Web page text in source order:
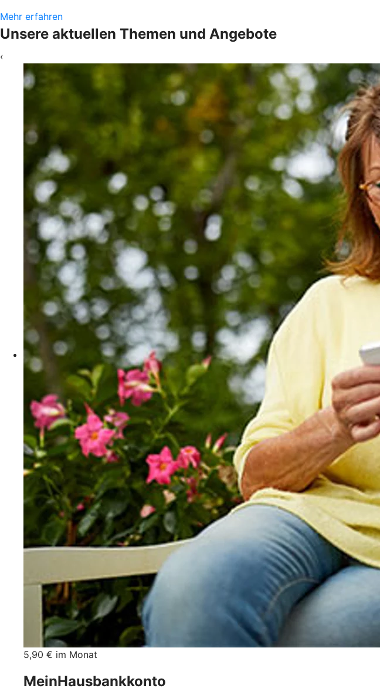
Mehr erfahren
Unsere aktuellen Themen und Angebote
‹
5,90 € im Monat
MeinHausbankkonto